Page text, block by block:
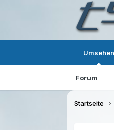
Umsehen
Forum
Startseite